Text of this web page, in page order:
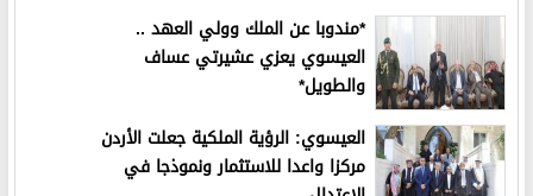
*مندوبا عن الملك وولي العهد ..
العيسوي يعزي عشيرتي عساف
والطويل*
العيسوي: الرؤية الملكية جعلت الأردن
مركزا واعدا للاستثمار ونموذجا في